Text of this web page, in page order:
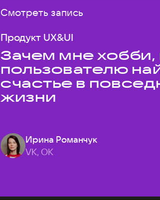
Смотреть запись
Продукт UX&UI
Зачем мне хобби,
пользователю
счастье в
жизни
Ирина Романчук
VK, ОК